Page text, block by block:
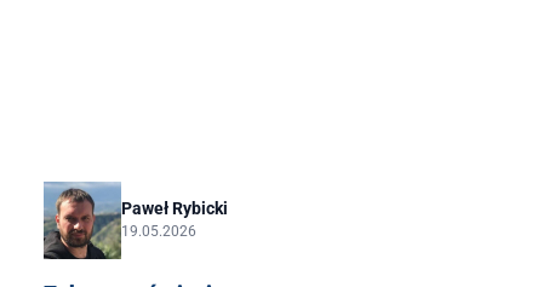
Paweł Rybicki
19.05.2026